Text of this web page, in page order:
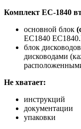
Комплект ЕС-1840
основной блок
ЕС1840
блок дисководов
дисководами
Не хватает:
инструкций
документации
упаковки